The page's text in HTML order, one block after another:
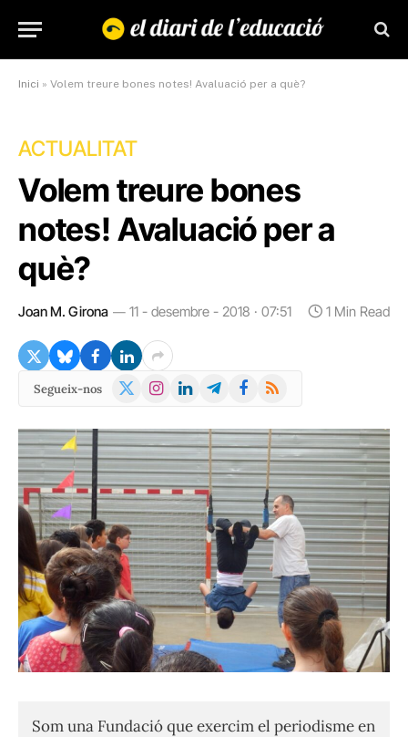
Inici » Volem treure bones notes! Avaluació per a què?
ACTUALITAT
Volem treure bones
notes! Avaluació per a
què?
Joan M. Girona 11 - desembre - 2018 · 07:51 1 Min Read
Segueix-nos
X
Instagram
LinkedInTelegramFacebook
RSS
Som una Fundació que exercim el periodisme en